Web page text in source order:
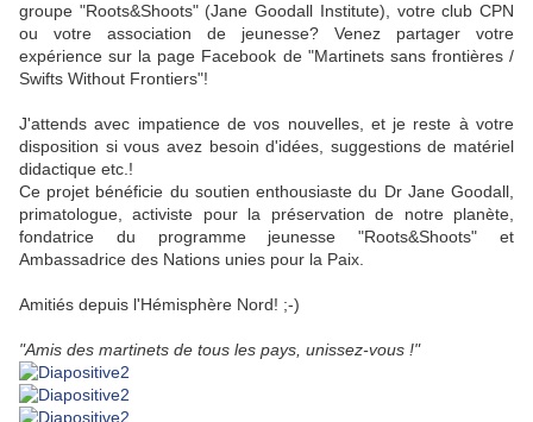
groupe "Roots&Shoots" (Jane Goodall Institute), votre club CPN
ou votre association de jeunesse? Venez partager votre
expérience sur la page Facebook de "Martinets sans frontières /
Swifts Without Frontiers"!
J'attends avec impatience de vos nouvelles, et je reste à votre
disposition si vous avez besoin d'idées, suggestions de matériel
didactique etc.!
Ce projet bénéficie du soutien enthousiaste du Dr Jane Goodall,
primatologue, activiste pour la préservation de notre planète,
fondatrice du programme jeunesse "Roots&Shoots" et
Ambassadrice des Nations unies pour la Paix.
Amitiés depuis l'Hémisphère Nord! ;-)
"Amis des martinets de tous les pays, unissez-vous !"